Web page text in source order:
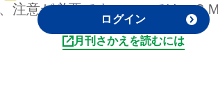
注意が必要です。ここでは、Ｓ
ログイン
月刊さかえを読むには